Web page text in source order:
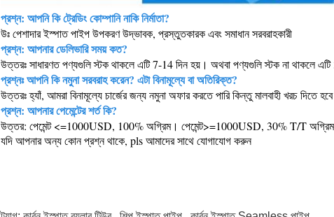
প্রশ্ন: আপনি কি ট্রেডিং কোম্পানি নাকি নির্মাতা?
উঃ পেশাদার ইস্পাত পাইপ উপকরণ উদ্ভাবক, প্রস্তুতকারক এবং সমাধান সরবরাহকারী
প্রশ্ন: আপনার ডেলিভারি সময় কত?
উত্তরঃ সাধারণত পণ্যগুলি স্টক থাকলে এটি 7-14 দিন হয়। অথবা পণ্যগুলি স্টক না থাকলে
প্রশ্নঃ আপনি কি নমুনা সরবরাহ করেন? এটা বিনামূল্যে বা অতিরিক্ত?
উত্তরঃ হ্যাঁ, আমরা বিনামূল্যে চার্জের জন্য নমুনা অফার করতে পারি কিন্তু মালবাহী খরচ দিতে
প্রশ্ন: আপনার পেমেন্টের শর্ত কি?
উত্তর: পেমেন্ট <=1000USD, 100% অগ্রিম। পেমেন্ট>=1000USD, 30% T/T অগ্রিম,
যদি আপনার অন্য কোন প্রশ্ন থাকে, pls আমাদের সাথে যোগাযোগ করুন